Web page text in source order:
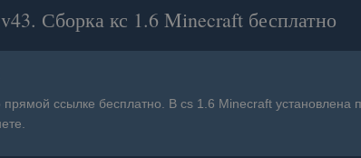
Сборка кс 1.6 Minecraft бесплатно
ссылке бесплатно. В cs 1.6 Minecraft установлена